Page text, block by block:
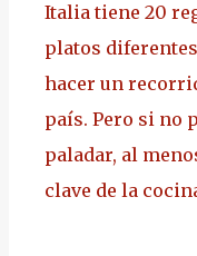
Italia tiene 20
platos
hacer un
país. Pero si no
paladar, al
clave de la